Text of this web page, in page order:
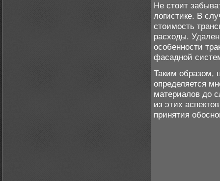
Не стоит
логистике. В
стоимость
расходы.
особенности
фасадной
Таким образом,
определяется
материалов до
из этих
принятия